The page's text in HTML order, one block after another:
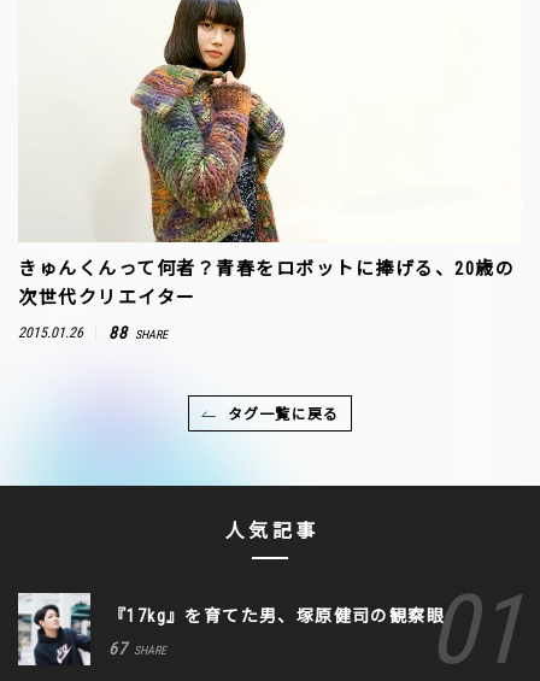
きゅんくんって何者？青春をロボットに捧げる、20歳の
次世代クリエイター
2015.01.26 88 SHARE
タグ一覧に戻る
人気記事
『17kg』を育てた男、塚原健司の観察眼
67 SHARE